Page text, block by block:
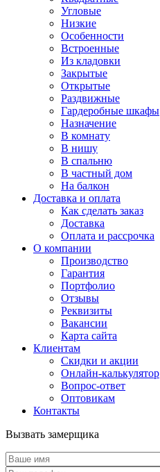
Угловые
Низкие
Особенности
Встроенные
Из кладовки
Закрытые
Открытые
Раздвижные
Гардеробные шкафы
Назначение
В комнату
В нишу
В спальню
В частный дом
На балкон
Доставка и оплата
Как сделать заказ
Доставка
Оплата и рассрочка
О компании
Производство
Гарантия
Портфолио
Отзывы
Реквизиты
Вакансии
Карта сайта
Клиентам
Скидки и акции
Онлайн-калькулятор
Вопрос-ответ
Оптовикам
Контакты
Вызвать замерщика